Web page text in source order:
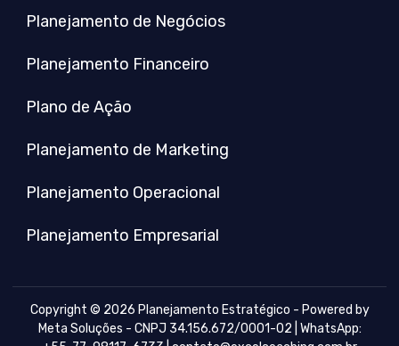
Planejamento de Negócios
Planejamento Financeiro
Plano de Ação
Planejamento de Marketing
Planejamento Operacional
Planejamento Empresarial
Copyright © 2026 Planejamento Estratégico - Powered by
Meta Soluções - CNPJ 34.156.672/0001-02 | WhatsApp: